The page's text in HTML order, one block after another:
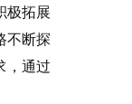
极拓展
不断探
，通过